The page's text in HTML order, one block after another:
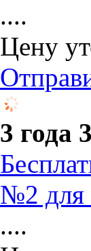
....
Цену
3 года
№2 для
....